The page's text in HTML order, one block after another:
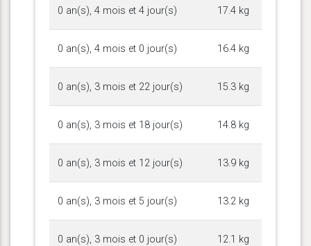
0 an(s), 4 mois et 4 jour(s) 17.4 kg
0 an(s), 4 mois et 0 jour(s) 16.4 kg
0 an(s), 3 mois et 22 jour(s) 15.3 kg
0 an(s), 3 mois et 18 jour(s) 14.8 kg
0 an(s), 3 mois et 12 jour(s) 13.9 kg
0 an(s), 3 mois et 5 jour(s) 13.2 kg
0 an(s), 3 mois et 0 jour(s) 12.1 kg